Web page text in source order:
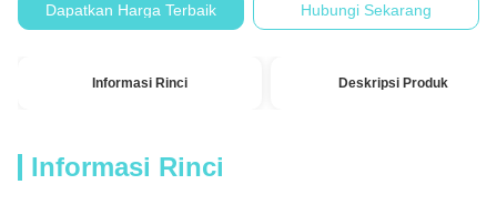
Dapatkan Harga Terbaik Hubungi Sekarang
Informasi Rinci Deskripsi Produk
Informasi Rinci